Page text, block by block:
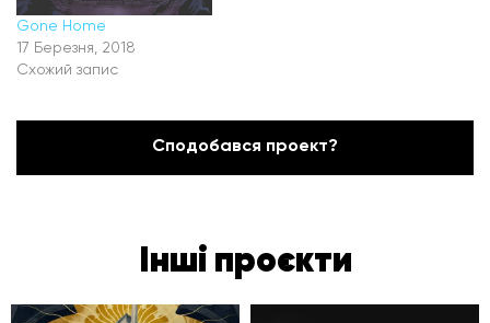
Gone Home
17 Березня, 2018
Схожий запис
Сподобався проект?
Інші проєкти